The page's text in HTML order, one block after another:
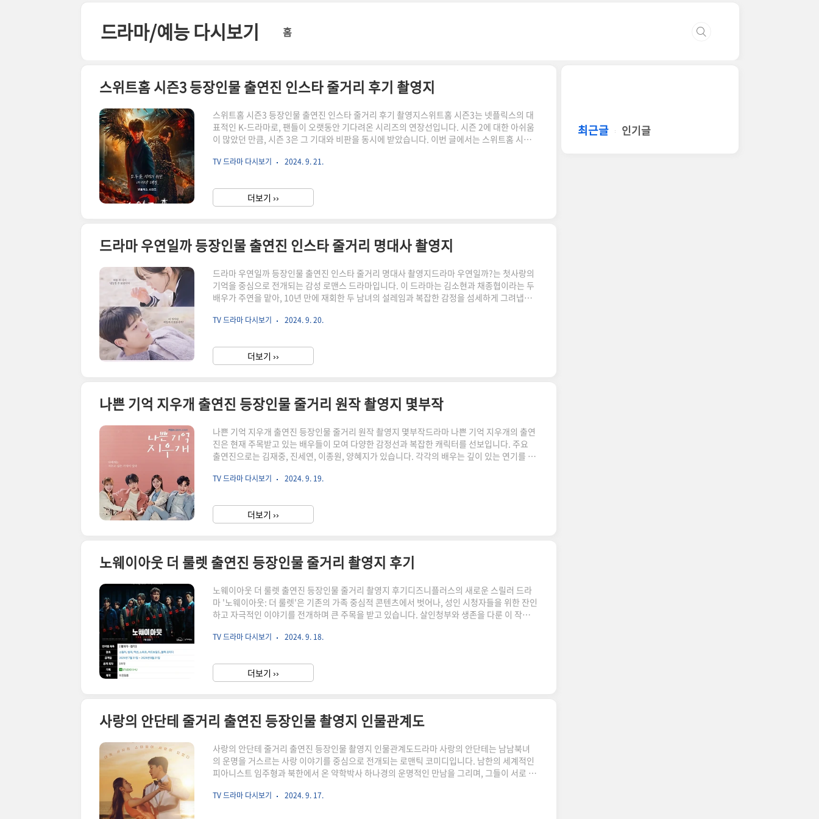
드라마/예능 다시보기 홈
스위트홈 시즌3 등장인물 출연진 인스타 줄거리 후기 촬영지
스위트홈 시즌3 등장인물 출연진 인스타 줄거리 후기 촬영지스위트홈 시즌3는 넷플릭스의 대
표적인 K-드라마로, 팬들이 오랫동안 기다려온 시리즈의 연장선입니다. 시즌 2에 대한 아쉬움
이 많았던 만큼, 시즌 3은 그 기대와 비판을 동시에 받았습니다. 이번 글에서는 스위트홈 시즌3
도 함께 다루어 보겠습니다.https://youtu.be/D34asXK3XUA?si=xPNS8sZEXY8i0cX9스
재난, SF, 어드벤처, 생존, 고어, 디스토피아공개일2024년 7월 19일회차8부작러닝 타임425
분 (7시간 5분)제작사스튜디..
TV 드라마 다시보기 2024. 9. 21.
더보기 ››
드라마 우연일까 등장인물 출연진 인스타 줄거리 명대사 촬영지
드라마 우연일까 등장인물 출연진 인스타 줄거리 명대사 촬영지드라마 우연일까?는 첫사랑의
기억을 중심으로 전개되는 감성 로맨스 드라마입니다. 이 드라마는 김소현과 채종협이라는 두
배우가 주연을 맡아, 10년 만에 재회한 두 남녀의 설레임과 복잡한 감정을 섬세하게 그려냅니
서는 주요 등장인물과 줄거리, 촬영지 및 후기 등 다양한 내용을 자세히 살펴보겠습니
세부 정보장르로맨틱 코미디, 청춘방송 시간월 · 화 / 오후 08:40 ~방송 기간2024년 7월 22일
~ 2024년 8월 13일방송 횟수8부작기획스튜디오드..
TV 드라마 다시보기 2024. 9. 20.
더보기 ››
나쁜 기억 지우개 출연진 등장인물 줄거리 원작 촬영지 몇부작
나쁜 기억 지우개 출연진 등장인물 줄거리 원작 촬영지 몇부작드라마 나쁜 기억 지우개의 출연
진은 현재 주목받고 있는 배우들이 모여 다양한 감정선과 복잡한 캐릭터를 선보입니다. 주요
출연진으로는 김재중, 진세연, 이종원, 양혜지가 있습니다. 각각의 배우는 깊이 있는 연기를 통
현해냈습니다.https://youtube.com/shorts/SY2Jl51R4hE?si=twH2sw8Bnby-KOW_나
르로맨틱 코미디, 성장물, 치유물방송 시간금ㆍ토 / 오후 09:40 ~방송 기간2024년 8월 2일 ~
2024년 9월 21일 (예정)..
TV 드라마 다시보기 2024. 9. 19.
더보기 ››
노웨이아웃 더 룰렛 출연진 등장인물 줄거리 촬영지 후기
노웨이아웃 더 룰렛 출연진 등장인물 줄거리 촬영지 후기디즈니플러스의 새로운 스릴러 드라
마 '노웨이아웃: 더 룰렛'은 기존의 가족 중심적 콘텐츠에서 벗어나, 성인 시청자들을 위한 잔인
하고 자극적인 이야기를 전개하며 큰 주목을 받고 있습니다. 살인청부와 생존을 다룬 이 작품
있습니다. 극 중에서 펼쳐지는 잔혹한 살인 게임과 이를 둘러싼 인물들의 도덕적 갈등이 작품
룰렛 정보항목내용제목노 웨이 아웃: 더 룰렛 (No Way Out: The Roulette)장르스릴러, 범
죄, 액션, 느와르, 하드보일드, 블..
TV 드라마 다시보기 2024. 9. 18.
더보기 ››
사랑의 안단테 줄거리 출연진 등장인물 촬영지 인물관계도
사랑의 안단테 줄거리 출연진 등장인물 촬영지 인물관계도드라마 사랑의 안단테는 남남북녀
의 운명을 거스르는 사랑 이야기를 중심으로 전개되는 로맨틱 코미디입니다. 남한의 세계적인
피아니스트 임주형과 북한에서 온 약학박사 하나경의 운명적인 만남을 그리며, 그들이 서로 다
다.https://youtu.be/AnfQXrMAT1M?si=Xb5wjepSRX-E4rz1사랑의 안단테 드라마 정보
TV 드라마 다시보기 2024. 9. 17.
최근글 인기글